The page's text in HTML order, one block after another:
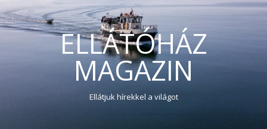
ELLÁTÓHÁZ
MAGAZIN
Ellátjuk hírekkel a világot